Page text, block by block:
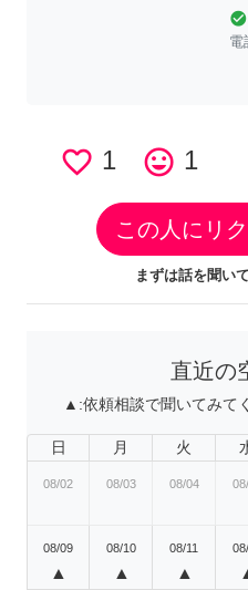
check_circle
電
favorite_border 1 tag_faces 1
この人にリ
まずは話を聞い
直近の
▲:依頼相談で聞いてみて
日 月 火
08/02 08/03 08/04
08/09
▲
08/10
▲
08/11
▲